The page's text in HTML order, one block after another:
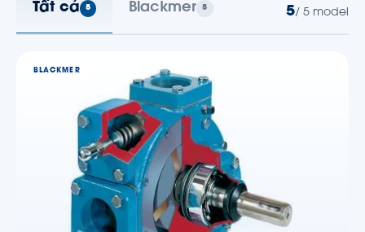
Tất cả 5 Blackmer 5 5/ 5 model
BLACKMER